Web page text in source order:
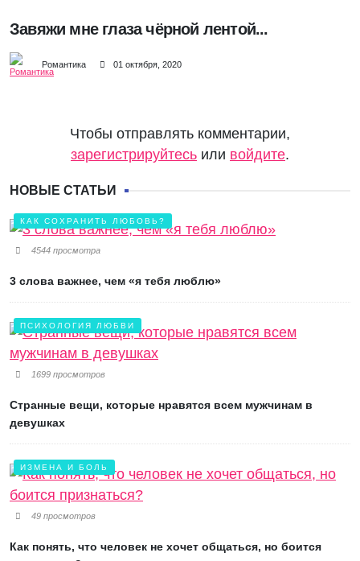
Завяжи мне глаза чёрной лентой...
Романтика 01 октября, 2020
Чтобы отправлять комментарии,
зарегистрируйтесь или войдите.
НОВЫЕ СТАТЬИ
КАК СОХРАНИТЬ ЛЮБОВЬ?
4544 просмотра
3 слова важнее, чем «я тебя люблю»
ПСИХОЛОГИЯ ЛЮБВИ
1699 просмотров
Странные вещи, которые нравятся всем мужчинам в
девушках
ИЗМЕНА И БОЛЬ
49 просмотров
Как понять, что человек не хочет общаться, но боится